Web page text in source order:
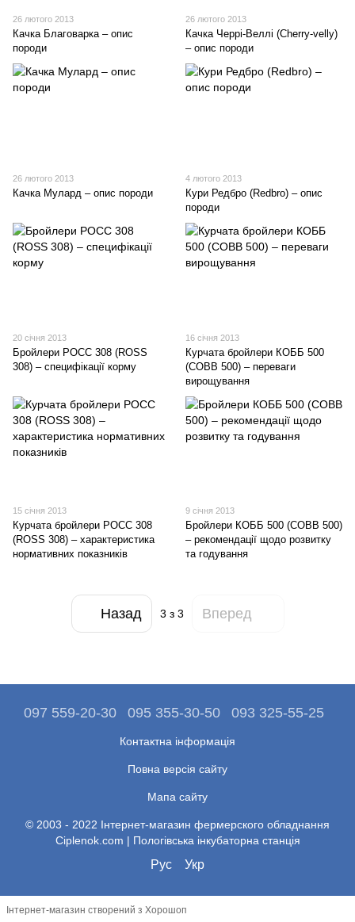
26 лютого 2013
Качка Благоварка – опис
породи
26 лютого 2013
Качка Черрі-Веллі (Сherry-velly)
– опис породи
26 лютого 2013
Качка Мулард – опис породи
4 лютого 2013
Кури Редбро (Redbro) – опис
породи
20 січня 2013
Бройлери РОСС 308 (ROSS
308) – специфікації корму
16 січня 2013
Курчата бройлери КОББ 500
(COBB 500) – переваги
вирощування
15 січня 2013
Курчата бройлери РОСС 308
(ROSS 308) – характеристика
нормативних показників
9 січня 2013
Бройлери КОББ 500 (COBB 500)
– рекомендації щодо розвитку
та годування
Назад 3 з 3 Вперед
097 559-20-30 095 355-30-50 093 325-55-25
Контактна інформація
Повна версія сайту
Мапа сайту
© 2003 - 2022 Інтернет-магазин фермерского обладнання
Ciplenok.com | Пологівська інкубаторна станція
Рус Укр
Інтернет-магазин створений з Хорошоп